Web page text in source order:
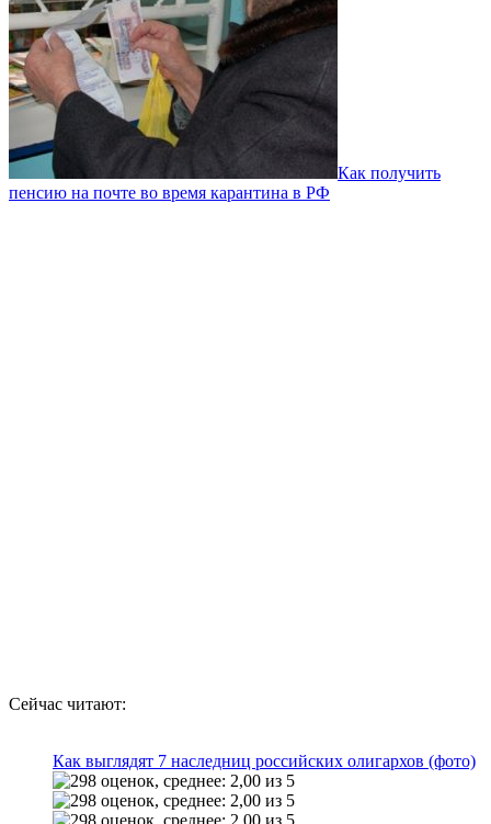
Как получить
пенсию на почте во время карантина в РФ
Сейчас читают:
Как выглядят 7 наследниц российских олигархов (фото)